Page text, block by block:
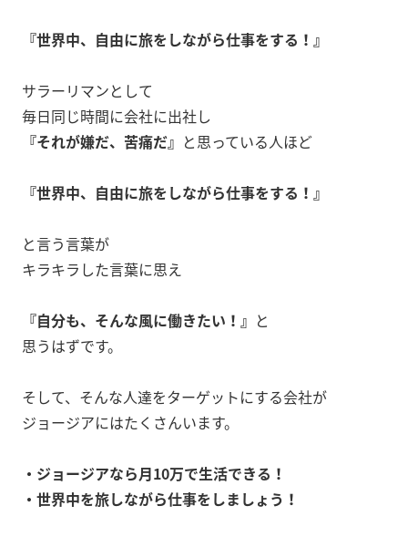
『世界中、自由に旅をしながら仕事をする！』
サラーリマンとして
毎日同じ時間に会社に出社し
『それが嫌だ、苦痛だ』 と思っている人ほど
『世界中、自由に旅をしながら仕事をする！』
と言う言葉が
キラキラした言葉に思え
『自分も、そんな風に働きたい！』 と
思うはずです。
そして、そんな人達をターゲットにする会社が
ジョージアにはたくさんいます。
・ジョージアなら月10万で生活できる！
・世界中を旅しながら仕事をしましょう！